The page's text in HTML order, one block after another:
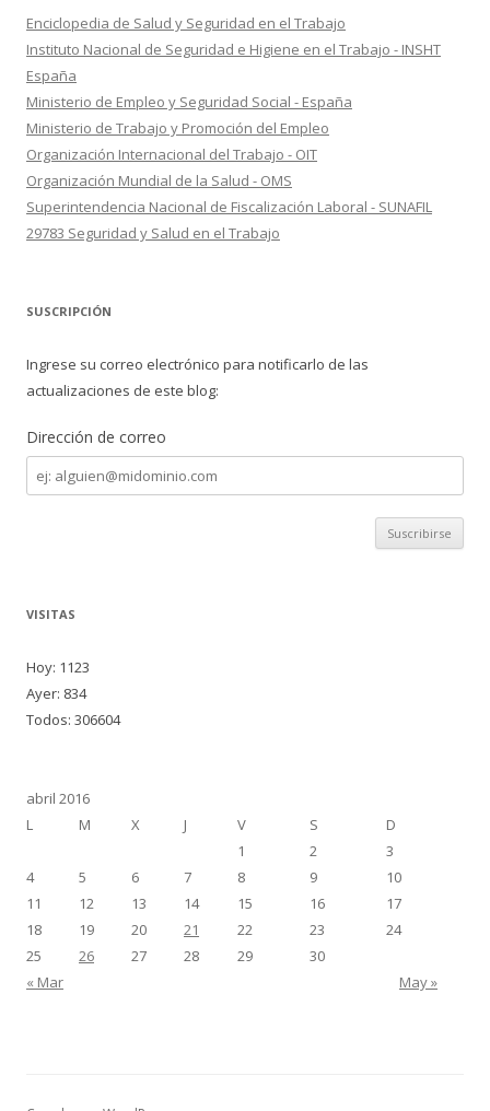
Enciclopedia de Salud y Seguridad en el Trabajo
Instituto Nacional de Seguridad e Higiene en el Trabajo - INSHT
España
Ministerio de Empleo y Seguridad Social - España
Ministerio de Trabajo y Promoción del Empleo
Organización Internacional del Trabajo - OIT
Organización Mundial de la Salud - OMS
Superintendencia Nacional de Fiscalización Laboral - SUNAFIL
29783 Seguridad y Salud en el Trabajo
SUSCRIPCIÓN
Ingrese su correo electrónico para notificarlo de las
actualizaciones de este blog:
Dirección de correo
Dirección
de
correo
VISITAS
Hoy: 1123
Ayer: 834
Todos: 306604
abril 2016
L
M X J V S D
« Mar May »
1 2
3
4
5 6 7 8 9
10
11
12 13 14 15 16
17
18
19 20 21 22 23
24
25
26 27 28 29 30